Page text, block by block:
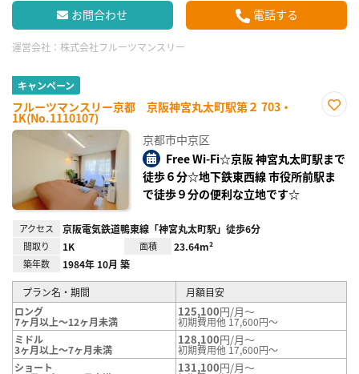
お問合わせ 電話する
運営会社： 株式会社フルーツマンスリー
キャンペーン
フルーツマンスリー京都 京阪神宮丸太町駅第２ 703・
1K(No.1110107)
録
京都市中京区
Free Wi-Fi☆京阪 神宮丸太町駅まで
徒歩６分☆地下鉄東西線 市役所前駅ま
で徒歩９分の便利な立地です☆
アクセス 京阪電気鉄道鴨東線「神宮丸太町駅」徒歩6分
間取り 1K 面積 23.64m²
築年数 1984年 10月 築
プラン名・期間
月額目安
ロング
7ヶ月以上～12ヶ月未満
125,100円/月～
初期費用他 17,600円～
ミドル
3ヶ月以上～7ヶ月未満
128,100円/月～
初期費用他 17,600円～
ショート
131,100円/月～